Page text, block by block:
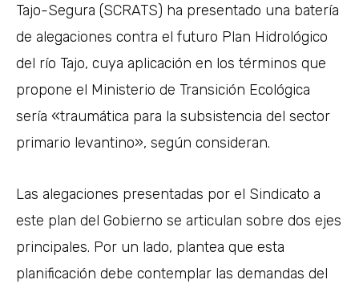
Tajo-Segura (SCRATS) ha presentado una batería
de alegaciones contra el futuro Plan Hidrológico
del río Tajo, cuya aplicación en los términos que
propone el Ministerio de Transición Ecológica
sería «traumática para la subsistencia del sector
primario levantino», según consideran.
Las alegaciones presentadas por el Sindicato a
este plan del Gobierno se articulan sobre dos ejes
principales. Por un lado, plantea que esta
planificación debe contemplar las demandas del